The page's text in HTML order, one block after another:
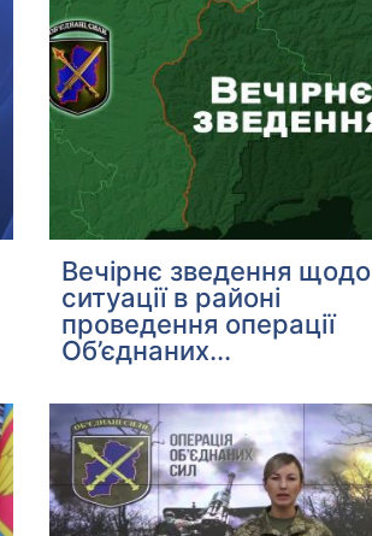
Вечірнє зведення щодо
ситуації в районі
проведення операції
Об’єднаних...